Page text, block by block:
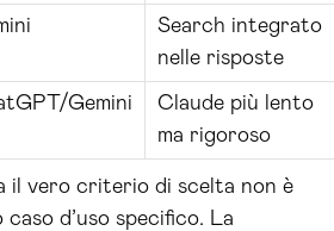
Search integrato
nelle risposte
Gemini
Claude più lento
ma rigoroso
il vero criterio di scelta non è
d’uso specifico. La